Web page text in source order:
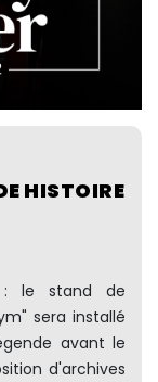
HISTOIRE
: le stand de
sera installé
avant le
d'archives